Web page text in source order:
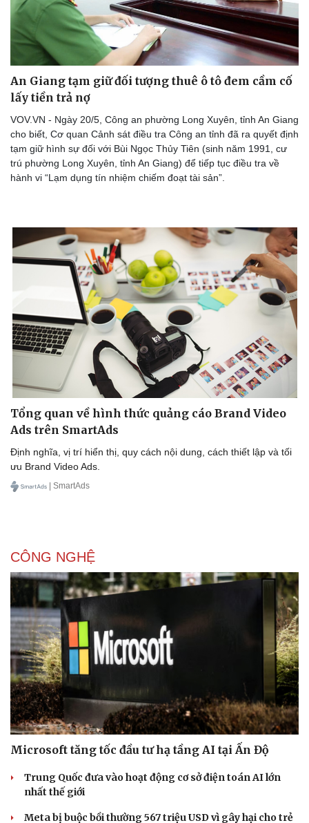
Văn hóa
Sân khấu - Điện ảnh
Âm nhạc
Di sản
Giải trí
Sao Việt
An Giang tạm giữ đối tượng thuê ô tô đem cầm cố
lấy tiền trả nợ
VOV.VN - Ngày 20/5, Công an phường Long Xuyên, tỉnh An Giang
cho biết, Cơ quan Cảnh sát điều tra Công an tỉnh đã ra quyết định
tạm giữ hình sự đối với Bùi Ngọc Thủy Tiên (sinh năm 1991, cư
trú phường Long Xuyên, tỉnh An Giang) để tiếp tục điều tra về
hành vi “Lạm dụng tín nhiệm chiếm đoạt tài sản”.
Tổng quan về hình thức quảng cáo Brand Video
Ads trên SmartAds
Định nghĩa, vị trí hiển thị, quy cách nội dung, cách thiết lập và tối
ưu Brand Video Ads.
| SmartAds
CÔNG NGHỆ
Microsoft tăng tốc đầu tư hạ tầng AI tại Ấn Độ
Trung Quốc đưa vào hoạt động cơ sở điện toán AI lớn
nhất thế giới
Meta bị buộc bồi thường 567 triệu USD vì gây hại cho trẻ